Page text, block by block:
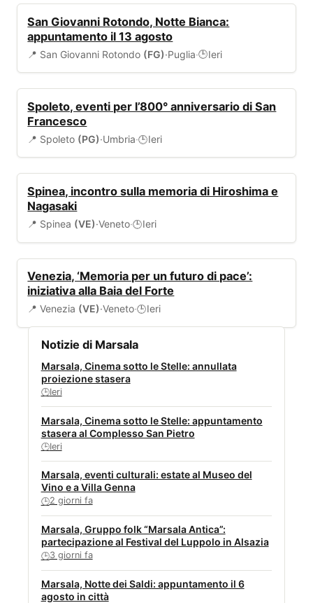
San Giovanni Rotondo, Notte Bianca:
appuntamento il 13 agosto
📍 San Giovanni Rotondo (FG)·Puglia·🕒Ieri
Spoleto, eventi per l’800° anniversario di San
Francesco
📍 Spoleto (PG)·Umbria·🕒Ieri
Spinea, incontro sulla memoria di Hiroshima e
Nagasaki
📍 Spinea (VE)·Veneto·🕒Ieri
Venezia, ‘Memoria per un futuro di pace’:
iniziativa alla Baia del Forte
📍 Venezia (VE)·Veneto·🕒Ieri
Notizie di Marsala
Marsala, Cinema sotto le Stelle: annullata
proiezione stasera
🕒Ieri
Marsala, Cinema sotto le Stelle: appuntamento
stasera al Complesso San Pietro
🕒Ieri
Marsala, eventi culturali: estate al Museo del
Vino e a Villa Genna
🕒2 giorni fa
Marsala, Gruppo folk “Marsala Antica”:
partecipazione al Festival del Luppolo in Alsazia
🕒3 giorni fa
Marsala, Notte dei Saldi: appuntamento il 6
agosto in città